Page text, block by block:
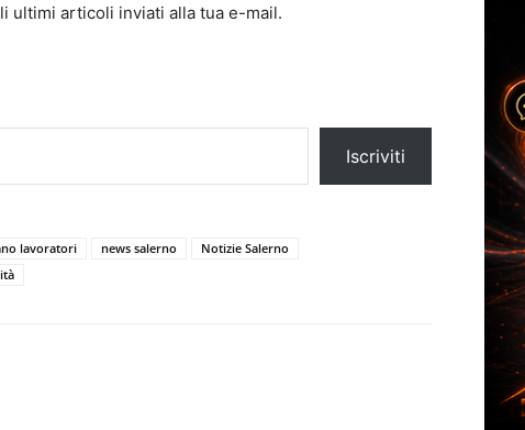
ultimi articoli inviati alla tua e-mail.
Iscriviti
lavoratori news salerno
Notizie Salerno